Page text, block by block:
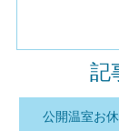
記
公開温室お